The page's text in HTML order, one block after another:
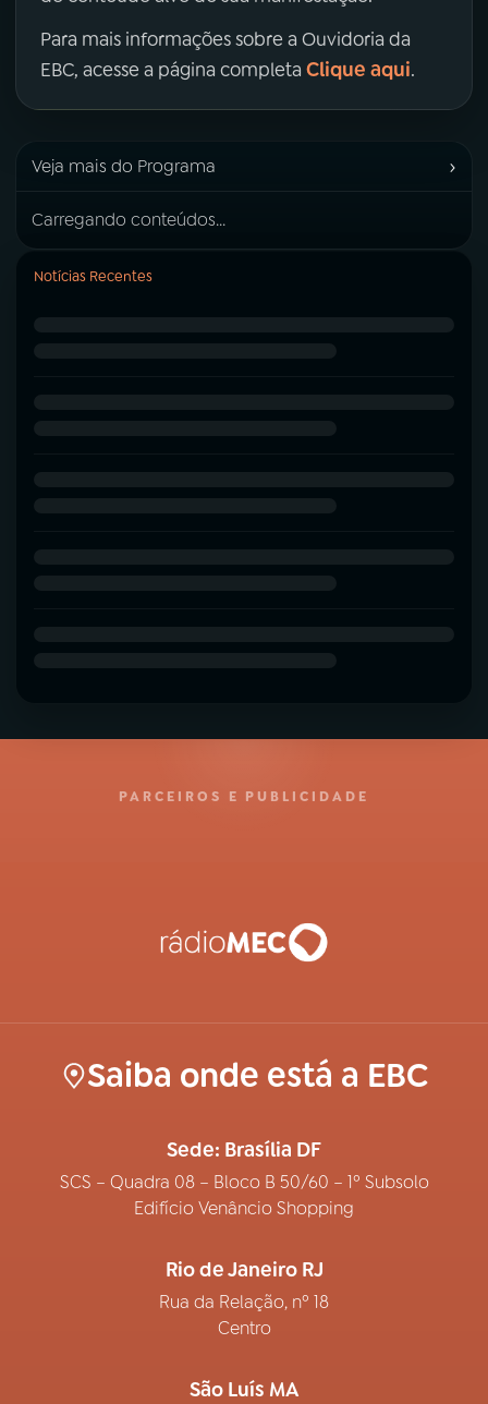
Para mais informações sobre a Ouvidoria da
EBC, acesse a página completa Clique aqui.
Veja mais do Programa ›
Carregando conteúdos...
Notícias Recentes
PARCEIROS E PUBLICIDADE
Saiba onde está a EBC
Sede: Brasília DF
SCS – Quadra 08 – Bloco B 50/60 – 1º Subsolo
Edifício Venâncio Shopping
Rio de Janeiro RJ
Rua da Relação, nº 18
Centro
São Luís MA